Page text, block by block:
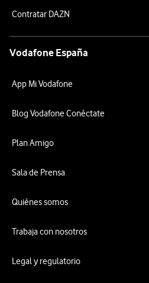
Contratar DAZN
Vodafone España
App Mi Vodafone
Blog Vodafone Conéctate
Plan Amigo
Sala de Prensa
Quiénes somos
Trabaja con nosotros
Legal y regulatorio